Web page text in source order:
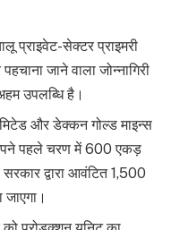
प्राइवेट-सेक्टर प्राइमरी
जाने वाला जोन्नागिरी
उपलब्धि है।
और डेक्कन गोल्ड माइन्स
अपने पहले चरण में 600 एकड़
द्वारा आवंटित 1,500